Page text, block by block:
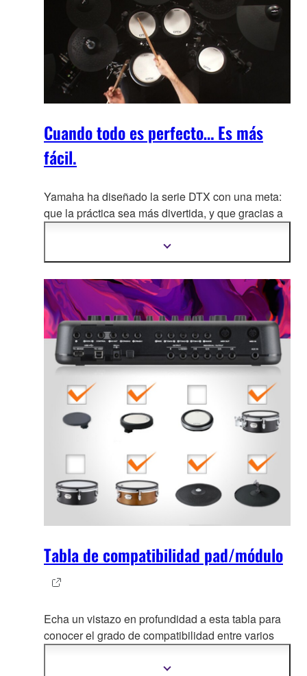
Cuando todo es perfecto… Es más
fácil.
Yamaha ha diseñado la serie DTX con una meta:
que la práctica sea más divertida, y que gracias a
disfruten del tacto y el realismo de una batería
acústica de verdad.
Mostrar
Tabla de compatibilidad pad/módulo
Echa un vistazo en profundidad a esta tabla para
conocer el grado de compatibilidad entre varios
Mostrar